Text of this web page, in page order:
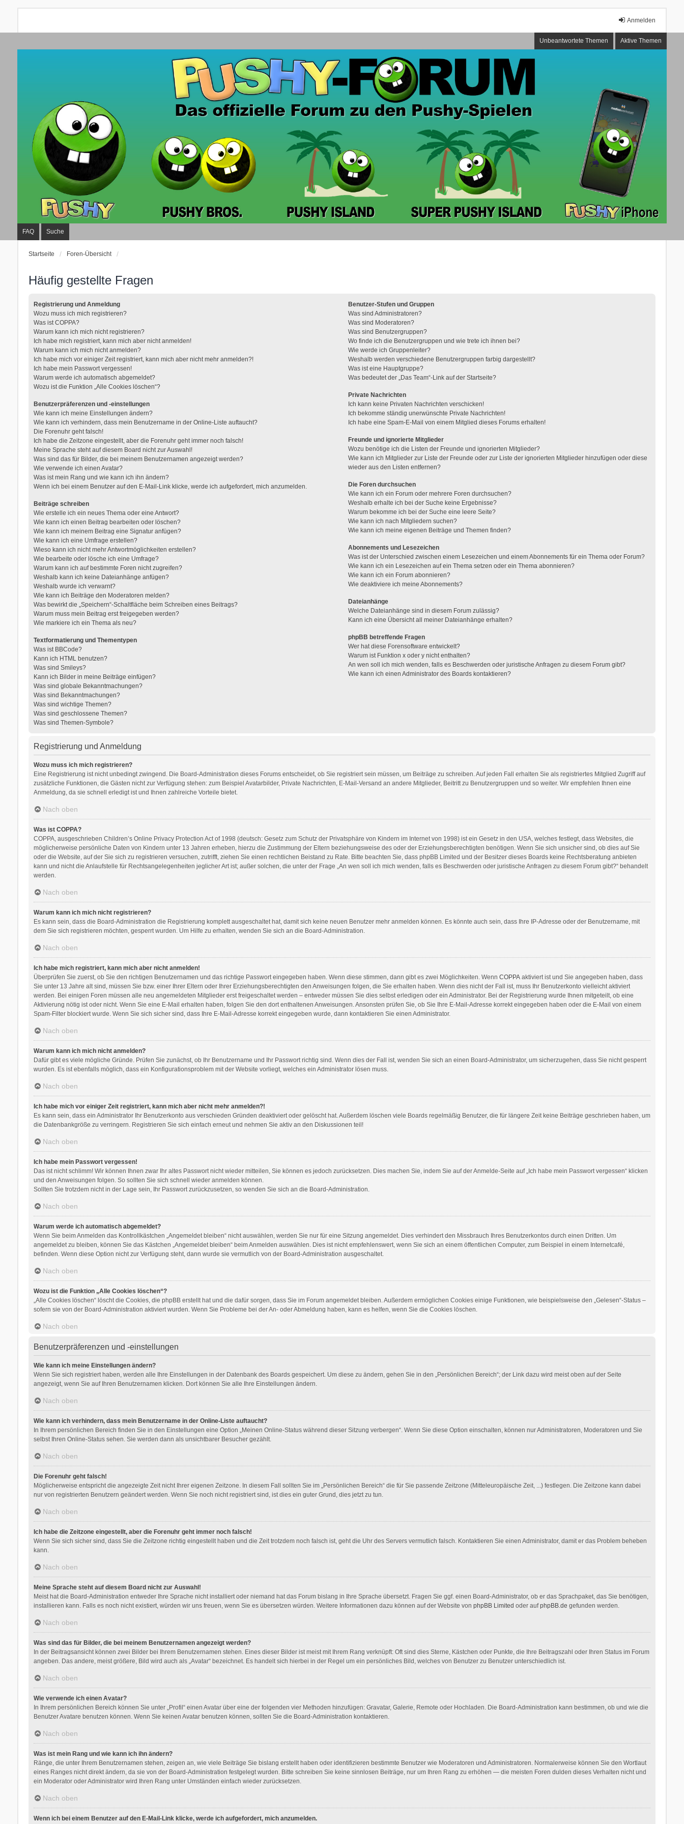
Anmelden
Unbeantwortete Themen Aktive Themen
FAQ Suche
Startseite Foren-Übersicht
Häufig gestellte Fragen
Registrierung und Anmeldung
Wozu muss ich mich registrieren?
Was ist COPPA?
Warum kann ich mich nicht registrieren?
Ich habe mich registriert, kann mich aber nicht anmelden!
Warum kann ich mich nicht anmelden?
Ich habe mich vor einiger Zeit registriert, kann mich aber nicht mehr anmelden?!
Ich habe mein Passwort vergessen!
Warum werde ich automatisch abgemeldet?
Wozu ist die Funktion „Alle Cookies löschen“?
Benutzerpräferenzen und -einstellungen
Wie kann ich meine Einstellungen ändern?
Wie kann ich verhindern, dass mein Benutzername in der Online-Liste auftaucht?
Die Forenuhr geht falsch!
Ich habe die Zeitzone eingestellt, aber die Forenuhr geht immer noch falsch!
Meine Sprache steht auf diesem Board nicht zur Auswahl!
Was sind das für Bilder, die bei meinem Benutzernamen angezeigt werden?
Wie verwende ich einen Avatar?
Was ist mein Rang und wie kann ich ihn ändern?
Wenn ich bei einem Benutzer auf den E-Mail-Link klicke, werde ich aufgefordert, mich anzumelden.
Beiträge schreiben
Wie erstelle ich ein neues Thema oder eine Antwort?
Wie kann ich einen Beitrag bearbeiten oder löschen?
Wie kann ich meinem Beitrag eine Signatur anfügen?
Wie kann ich eine Umfrage erstellen?
Wieso kann ich nicht mehr Antwortmöglichkeiten erstellen?
Wie bearbeite oder lösche ich eine Umfrage?
Warum kann ich auf bestimmte Foren nicht zugreifen?
Weshalb kann ich keine Dateianhänge anfügen?
Weshalb wurde ich verwarnt?
Wie kann ich Beiträge den Moderatoren melden?
Was bewirkt die „Speichern“-Schaltfläche beim Schreiben eines Beitrags?
Warum muss mein Beitrag erst freigegeben werden?
Wie markiere ich ein Thema als neu?
Textformatierung und Thementypen
Was ist BBCode?
Kann ich HTML benutzen?
Was sind Smileys?
Kann ich Bilder in meine Beiträge einfügen?
Was sind globale Bekanntmachungen?
Was sind Bekanntmachungen?
Was sind wichtige Themen?
Was sind geschlossene Themen?
Was sind Themen-Symbole?
Benutzer-Stufen und Gruppen
Was sind Administratoren?
Was sind Moderatoren?
Was sind Benutzergruppen?
Wo finde ich die Benutzergruppen und wie trete ich ihnen bei?
Wie werde ich Gruppenleiter?
Weshalb werden verschiedene Benutzergruppen farbig dargestellt?
Was ist eine Hauptgruppe?
Was bedeutet der „Das Team“-Link auf der Startseite?
Private Nachrichten
Ich kann keine Privaten Nachrichten verschicken!
Ich bekomme ständig unerwünschte Private Nachrichten!
Ich habe eine Spam-E-Mail von einem Mitglied dieses Forums erhalten!
Freunde und ignorierte Mitglieder
Wozu benötige ich die Listen der Freunde und ignorierten Mitglieder?
Wie kann ich Mitglieder zur Liste der Freunde oder zur Liste der ignorierten Mitglieder hinzufügen oder diese
wieder aus den Listen entfernen?
Die Foren durchsuchen
Wie kann ich ein Forum oder mehrere Foren durchsuchen?
Weshalb erhalte ich bei der Suche keine Ergebnisse?
Warum bekomme ich bei der Suche eine leere Seite?
Wie kann ich nach Mitgliedern suchen?
Wie kann ich meine eigenen Beiträge und Themen finden?
Abonnements und Lesezeichen
Was ist der Unterschied zwischen einem Lesezeichen und einem Abonnements für ein Thema oder Forum?
Wie kann ich ein Lesezeichen auf ein Thema setzen oder ein Thema abonnieren?
Wie kann ich ein Forum abonnieren?
Wie deaktiviere ich meine Abonnements?
Dateianhänge
Welche Dateianhänge sind in diesem Forum zulässig?
Kann ich eine Übersicht all meiner Dateianhänge erhalten?
phpBB betreffende Fragen
Wer hat diese Forensoftware entwickelt?
Warum ist Funktion x oder y nicht enthalten?
An wen soll ich mich wenden, falls es Beschwerden oder juristische Anfragen zu diesem Forum gibt?
Wie kann ich einen Administrator des Boards kontaktieren?
Registrierung und Anmeldung
Wozu muss ich mich registrieren?
Eine Registrierung ist nicht unbedingt zwingend. Die Board-Administration dieses Forums entscheidet, ob Sie registriert sein müssen, um Beiträge zu schreiben. Auf jeden Fall erhalten Sie als registriertes Mitglied Zugriff auf
zusätzliche Funktionen, die Gästen nicht zur Verfügung stehen: zum Beispiel Avatarbilder, Private Nachrichten, E-Mail-Versand an andere Mitglieder, Beitritt zu Benutzergruppen und so weiter. Wir empfehlen Ihnen eine
Anmeldung, da sie schnell erledigt ist und Ihnen zahlreiche Vorteile bietet.
Nach oben
Was ist COPPA?
COPPA, ausgeschrieben Children’s Online Privacy Protection Act of 1998 (deutsch: Gesetz zum Schutz der Privatsphäre von Kindern im Internet von 1998) ist ein Gesetz in den USA, welches festlegt, dass Websites, die
möglicherweise persönliche Daten von Kindern unter 13 Jahren erheben, hierzu die Zustimmung der Eltern beziehungsweise des oder der Erziehungsberechtigten benötigen. Wenn Sie sich unsicher sind, ob dies auf Sie
oder die Website, auf der Sie sich zu registrieren versuchen, zutrifft, ziehen Sie einen rechtlichen Beistand zu Rate. Bitte beachten Sie, dass phpBB Limited und der Besitzer dieses Boards keine Rechtsberatung anbieten
kann und nicht die Anlaufstelle für Rechtsangelegenheiten jeglicher Art ist; außer solchen, die unter der Frage „An wen soll ich mich wenden, falls es Beschwerden oder juristische Anfragen zu diesem Forum gibt?“ behandelt
werden.
Nach oben
Warum kann ich mich nicht registrieren?
Es kann sein, dass die Board-Administration die Registrierung komplett ausgeschaltet hat, damit sich keine neuen Benutzer mehr anmelden können. Es könnte auch sein, dass Ihre IP-Adresse oder der Benutzername, mit
dem Sie sich registrieren möchten, gesperrt wurden. Um Hilfe zu erhalten, wenden Sie sich an die Board-Administration.
Nach oben
Ich habe mich registriert, kann mich aber nicht anmelden!
Überprüfen Sie zuerst, ob Sie den richtigen Benutzernamen und das richtige Passwort eingegeben haben. Wenn diese stimmen, dann gibt es zwei Möglichkeiten. Wenn COPPAaktiviert ist und Sie angegeben haben, dass
Sie unter 13 Jahre alt sind, müssen Sie bzw. einer Ihrer Eltern oder Ihrer Erziehungsberechtigten den Anweisungen folgen, die Sie erhalten haben. Wenn dies nicht der Fall ist, muss Ihr Benutzerkonto vielleicht aktiviert
werden. Bei einigen Foren müssen alle neu angemeldeten Mitglieder erst freigeschaltet werden – entweder müssen Sie dies selbst erledigen oder ein Administrator. Bei der Registrierung wurde Ihnen mitgeteilt, ob eine
Aktivierung nötig ist oder nicht. Wenn Sie eine E-Mail erhalten haben, folgen Sie den dort enthaltenen Anweisungen. Ansonsten prüfen Sie, ob Sie Ihre E-Mail-Adresse korrekt eingegeben haben oder die E-Mail von einem
Spam-Filter blockiert wurde. Wenn Sie sich sicher sind, dass Ihre E-Mail-Adresse korrekt eingegeben wurde, dann kontaktieren Sie einen Administrator.
Nach oben
Warum kann ich mich nicht anmelden?
Dafür gibt es viele mögliche Gründe. Prüfen Sie zunächst, ob Ihr Benutzername und Ihr Passwort richtig sind. Wenn dies der Fall ist, wenden Sie sich an einen Board-Administrator, um sicherzugehen, dass Sie nicht gesperrt
wurden. Es ist ebenfalls möglich, dass ein Konfigurationsproblem mit der Website vorliegt, welches ein Administrator lösen muss.
Nach oben
Ich habe mich vor einiger Zeit registriert, kann mich aber nicht mehr anmelden?!
Es kann sein, dass ein Administrator Ihr Benutzerkonto aus verschieden Gründen deaktiviert oder gelöscht hat. Außerdem löschen viele Boards regelmäßig Benutzer, die für längere Zeit keine Beiträge geschrieben haben, um
die Datenbankgröße zu verringern. Registrieren Sie sich einfach erneut und nehmen Sie aktiv an den Diskussionen teil!
Nach oben
Ich habe mein Passwort vergessen!
Das ist nicht schlimm! Wir können Ihnen zwar Ihr altes Passwort nicht wieder mitteilen, Sie können es jedoch zurücksetzen. Dies machen Sie, indem Sie auf der Anmelde-Seite auf „Ich habe mein Passwort vergessen“ klicken
und den Anweisungen folgen. So sollten Sie sich schnell wieder anmelden können.
Sollten Sie trotzdem nicht in der Lage sein, Ihr Passwort zurückzusetzen, so wenden Sie sich an die Board-Administration.
Nach oben
Warum werde ich automatisch abgemeldet?
Wenn Sie beim Anmelden das Kontrollkästchen „Angemeldet bleiben“ nicht auswählen, werden Sie nur für eine Sitzung angemeldet. Dies verhindert den Missbrauch Ihres Benutzerkontos durch einen Dritten. Um
angemeldet zu bleiben, können Sie das Kästchen „Angemeldet bleiben“ beim Anmelden auswählen. Dies ist nicht empfehlenswert, wenn Sie sich an einem öffentlichen Computer, zum Beispiel in einem Internetcafé,
befinden. Wenn diese Option nicht zur Verfügung steht, dann wurde sie vermutlich von der Board-Administration ausgeschaltet.
Nach oben
Wozu ist die Funktion „Alle Cookies löschen“?
„Alle Cookies löschen“ löscht die Cookies, die phpBB erstellt hat und die dafür sorgen, dass Sie im Forum angemeldet bleiben. Außerdem ermöglichen Cookies einige Funktionen, wie beispielsweise den „Gelesen“-Status –
sofern sie von der Board-Administration aktiviert wurden. Wenn Sie Probleme bei der An- oder Abmeldung haben, kann es helfen, wenn Sie die Cookies löschen.
Nach oben
Benutzerpräferenzen und -einstellungen
Wie kann ich meine Einstellungen ändern?
Wenn Sie sich registriert haben, werden alle Ihre Einstellungen in der Datenbank des Boards gespeichert. Um diese zu ändern, gehen Sie in den „Persönlichen Bereich“; der Link dazu wird meist oben auf der Seite
angezeigt, wenn Sie auf Ihren Benutzernamen klicken. Dort können Sie alle Ihre Einstellungen ändern.
Nach oben
Wie kann ich verhindern, dass mein Benutzername in der Online-Liste auftaucht?
In Ihrem persönlichen Bereich finden Sie in den Einstellungen eine Option „Meinen Online-Status während dieser Sitzung verbergen“. Wenn Sie diese Option einschalten, können nur Administratoren, Moderatoren und Sie
selbst Ihren Online-Status sehen. Sie werden dann als unsichtbarer Besucher gezählt.
Nach oben
Die Forenuhr geht falsch!
Möglicherweise entspricht die angezeigte Zeit nicht Ihrer eigenen Zeitzone. In diesem Fall sollten Sie im „Persönlichen Bereich“ die für Sie passende Zeitzone (Mitteleuropäische Zeit, ...) festlegen. Die Zeitzone kann dabei
nur von registrierten Benutzern geändert werden. Wenn Sie noch nicht registriert sind, ist dies ein guter Grund, dies jetzt zu tun.
Nach oben
Ich habe die Zeitzone eingestellt, aber die Forenuhr geht immer noch falsch!
Wenn Sie sich sicher sind, dass Sie die Zeitzone richtig eingestellt haben und die Zeit trotzdem noch falsch ist, geht die Uhr des Servers vermutlich falsch. Kontaktieren Sie einen Administrator, damit er das Problem beheben
kann.
Nach oben
Meine Sprache steht auf diesem Board nicht zur Auswahl!
Meist hat die Board-Administration entweder Ihre Sprache nicht installiert oder niemand hat das Forum bislang in Ihre Sprache übersetzt. Fragen Sie ggf. einen Board-Administrator, ob er das Sprachpaket, das Sie benötigen,
installieren kann. Falls es noch nicht existiert, würden wir uns freuen, wenn Sie es übersetzen würden. Weitere Informationen dazu können auf der Website von phpBB Limited oder aufphpBB.de gefunden werden.
Nach oben
Was sind das für Bilder, die bei meinem Benutzernamen angezeigt werden?
In der Beitragsansicht können zwei Bilder bei Ihrem Benutzernamen stehen. Eines dieser Bilder ist meist mit Ihrem Rang verknüpft: Oft sind dies Sterne, Kästchen oder Punkte, die Ihre Beitragszahl oder Ihren Status im Forum
angeben. Das andere, meist größere, Bild wird auch als „Avatar“ bezeichnet. Es handelt sich hierbei in der Regel um ein persönliches Bild, welches von Benutzer zu Benutzer unterschiedlich ist.
Nach oben
Wie verwende ich einen Avatar?
In Ihrem persönlichen Bereich können Sie unter „Profil“ einen Avatar über eine der folgenden vier Methoden hinzufügen: Gravatar, Galerie, Remote oder Hochladen. Die Board-Administration kann bestimmen, ob und wie die
Benutzer Avatare benutzen können. Wenn Sie keinen Avatar benutzen können, sollten Sie die Board-Administration kontaktieren.
Nach oben
Was ist mein Rang und wie kann ich ihn ändern?
Ränge, die unter Ihrem Benutzernamen stehen, zeigen an, wie viele Beiträge Sie bislang erstellt haben oder identifizieren bestimmte Benutzer wie Moderatoren und Administratoren. Normalerweise können Sie den Wortlaut
eines Ranges nicht direkt ändern, da sie von der Board-Administration festgelegt wurden. Bitte schreiben Sie keine sinnlosen Beiträge, nur um Ihren Rang zu erhöhen — die meisten Foren dulden dieses Verhalten nicht und
ein Moderator oder Administrator wird Ihren Rang unter Umständen einfach wieder zurücksetzen.
Nach oben
Wenn ich bei einem Benutzer auf den E-Mail-Link klicke, werde ich aufgefordert, mich anzumelden.